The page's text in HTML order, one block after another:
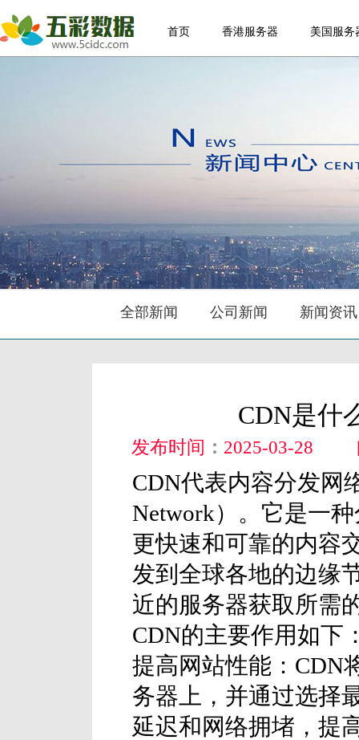
首页 香港服务器 美国服务
全部新闻 公司新闻 新闻资讯
CDN是什
发布时间 ： 2025-03-28
CDN代表内容分发网
Network）。它是一
更快速和可靠的内容
发到全球各地的边缘
近的服务器获取所需
CDN的主要作用如下
提高网站性能：CDN
务器上，并通过选择
延迟和网络拥堵，提